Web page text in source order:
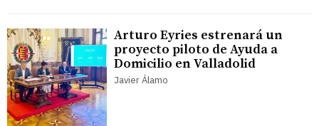
Arturo Eyries estrenará un
proyecto piloto de Ayuda a
Domicilio en Valladolid
Javier Álamo